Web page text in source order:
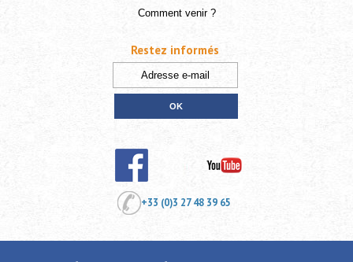
Comment venir ?
+33 (0)3 27 48 39 65
Restez informés